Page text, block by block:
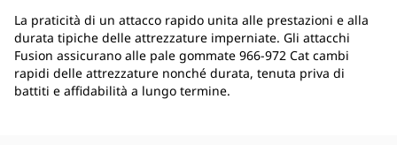
La praticità di un attacco rapido unita alle prestazioni e alla
durata tipiche delle attrezzature imperniate. Gli attacchi
Fusion assicurano alle pale gommate 966-972 Cat cambi
rapidi delle attrezzature nonché durata, tenuta priva di
battiti e affidabilità a lungo termine.